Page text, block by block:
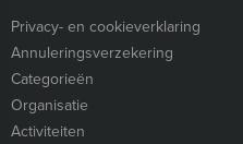
Privacy- en cookieverklaring
Annuleringsverzekering
Categorieën
Organisatie
Activiteiten